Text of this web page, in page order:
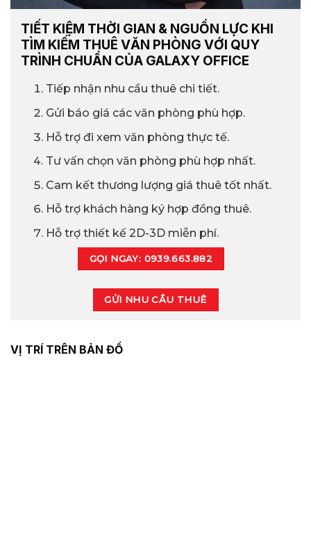
TIẾT KIỆM THỜI GIAN & NGUỒN LỰC KHI
TÌM KIẾM THUÊ VĂN PHÒNG VỚI QUY
TRÌNH CHUẨN CỦA GALAXY OFFICE
Tiếp nhận nhu cầu thuê chi tiết.
Gửi báo giá các văn phòng phù hợp.
Hỗ trợ đi xem văn phòng thực tế.
Tư vấn chọn văn phòng phù hợp nhất.
Cam kết thương lượng giá thuê tốt nhất.
Hỗ trợ khách hàng ký hợp đồng thuê.
Hỗ trợ thiết kế 2D-3D miễn phí.
GỌI NGAY: 0939.663.882
GỬI NHU CẦU THUÊ
VỊ TRÍ TRÊN BẢN ĐỒ